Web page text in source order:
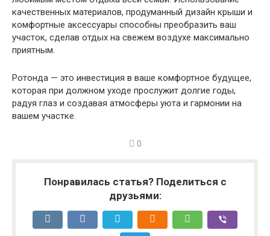
качественных материалов, продуманный дизайн крыши и
комфортные аксессуары способны преобразить ваш
участок, сделав отдых на свежем воздухе максимально
приятным.
Ротонда — это инвестиция в ваше комфортное будущее,
которая при должном уходе прослужит долгие годы,
радуя глаз и создавая атмосферы уюта и гармонии на
вашем участке.
0
Понравилась статья? Поделиться с
друзьями: